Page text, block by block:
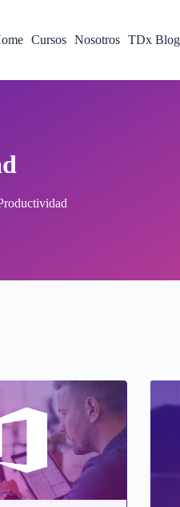
Cursos Nosotros TDx Blog